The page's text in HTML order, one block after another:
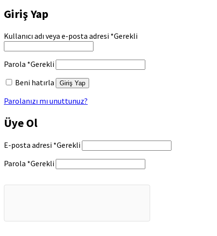
Giriş Yap
Kullanıcı adı veya e-posta adresi *Gerekli
Parola *Gerekli
Beni hatırla
Giriş Yap
Parolanızı mı unuttunuz?
Üye Ol
E-posta adresi *Gerekli
Parola *Gerekli